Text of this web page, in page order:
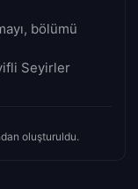
bölümü
Seyirler
oluşturuldu.